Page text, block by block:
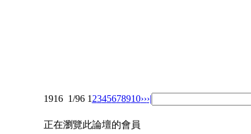
1916 1/96 1 2345678910›››|
正在瀏覽此論壇的會員